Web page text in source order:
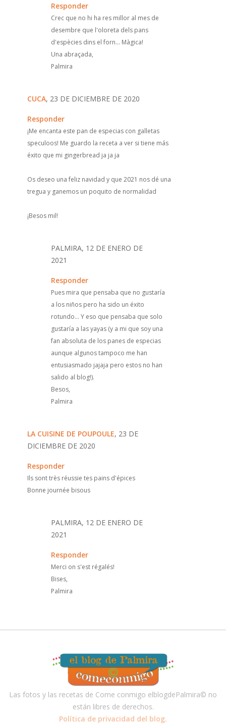
Responder
Crec que no hi ha res millor al mes de
desembre que l'oloreta dels pans
d'espècies dins el forn... Màgica!
Una abraçada,
Palmira
CUCA, 23 DE DICIEMBRE DE 2020
Responder
¡Me encanta este pan de especias con galletas
speculoos! Me guardo la receta a ver si tiene más
éxito que mi gingerbread ja ja ja
Os deseo una feliz navidad y que 2021 nos dé una
tregua y ganemos un poquito de normalidad
¡Besos mil!
PALMIRA, 12 DE ENERO DE
2021
Responder
Pues mira que pensaba que no gustaría
a los niños pero ha sido un éxito
rotundo... Y eso que pensaba que solo
gustaría a las yayas (y a mi que soy una
fan absoluta de los panes de especias
aunque algunos tampoco me han
entusiasmado jajaja pero estos no han
salido al blog!).
Besos,
Palmira
LA CUISINE DE POUPOULE, 23 DE
DICIEMBRE DE 2020
Responder
Ils sont très réussie tes pains d'épices
Bonne journée bisous
PALMIRA, 12 DE ENERO DE
2021
Responder
Merci on s'est régalés!
Bises,
Palmira
Las fotos y las recetas de Come conmigo elblogdePalmira© no
están libres de derechos.
Política de privacidad del blog.